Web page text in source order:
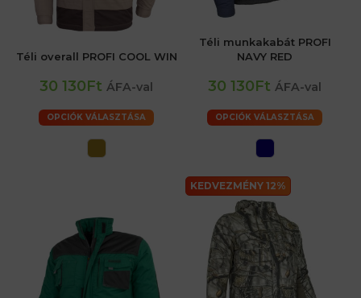
Téli overall PROFI COOL WIN
30 130Ft ÁFA-val
OPCIÓK VÁLASZTÁSA
Téli munkakabát PROFI
NAVY RED
30 130Ft ÁFA-val
OPCIÓK VÁLASZTÁSA
KEDVEZMÉNY 12%